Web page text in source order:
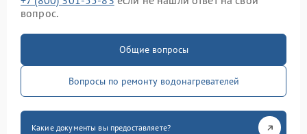
вопрос.
Общие вопросы
Вопросы по ремонту водонагревателей
Какие документы вы предоставляете?